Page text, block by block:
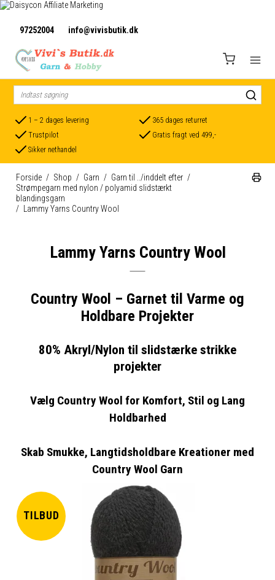
97252004 info@vivisbutik.dk
1 – 2 dages levering
365 dages returret
Trustpilot
Gratis fragt ved 499,-
Sikker nethandel
Forside / Shop / Garn / Garn til ../inddelt efter /
Strømpegarn med nylon / polyamid slidstærkt
blandingsgarn
/
Lammy Yarns Country Wool
Lammy Yarns Country Wool
Country Wool – Garnet til Varme og
Holdbare Projekter
80% Akryl/Nylon til slidstærke strikke
projekter
Vælg Country Wool for Komfort, Stil og Lang
Holdbarhed
Skab Smukke, Langtidsholdbare Kreationer med
Country Wool Garn
TILBUD